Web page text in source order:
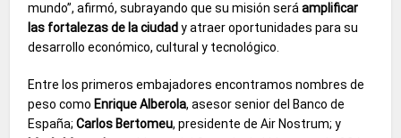
mundo”, afirmó, subrayando que su misión seráamplificar
las fortalezas de la ciudad y atraer oportunidades para su
desarrollo económico, cultural y tecnológico.
Entre los primeros embajadores encontramos nombres de
peso como Enrique Alberola, asesor senior del Banco de
España;Carlos Bertomeu, presidente de Air Nostrum; y